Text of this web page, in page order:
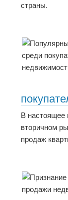
страны.
В настоящее
вторичном
продаж